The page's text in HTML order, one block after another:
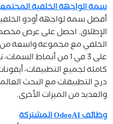
سمة الواجهة الخلفية
أفضل سمة لواجهة أودو
الإطلاق. احصل على عرض
على 3 في 1 من أنماط
كاملة لجميع التطبيقات،
درج التطبيقات مع البحث
والعديد من الميزات الأخرى.
وظائف OdooAI المشتركة